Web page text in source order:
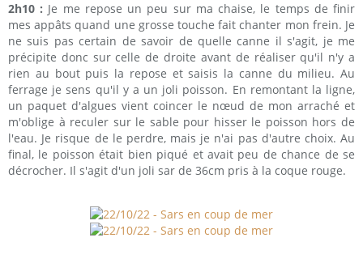
2h10 : Je me repose un peu sur ma chaise, le temps de finir
mes appâts quand une grosse touche fait chanter mon frein. Je
ne suis pas certain de savoir de quelle canne il s'agit, je me
précipite donc sur celle de droite avant de réaliser qu'il n'y a
rien au bout puis la repose et saisis la canne du milieu. Au
ferrage je sens qu'il y a un joli poisson. En remontant la ligne,
un paquet d'algues vient coincer le nœud de mon arraché et
m'oblige à reculer sur le sable pour hisser le poisson hors de
l'eau. Je risque de le perdre, mais je n'ai pas d'autre choix. Au
final, le poisson était bien piqué et avait peu de chance de se
décrocher. Il s'agit d'un joli sar de 36cm pris à la coque rouge.